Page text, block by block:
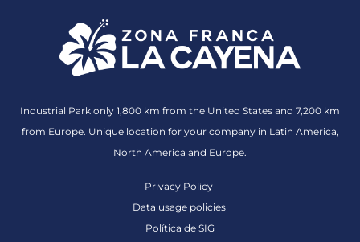
Industrial Park only 1,800 km from the United States and 7,200 km
from Europe. Unique location for your company in Latin America,
North America and Europe.
Privacy Policy
Data usage policies
Política de SIG